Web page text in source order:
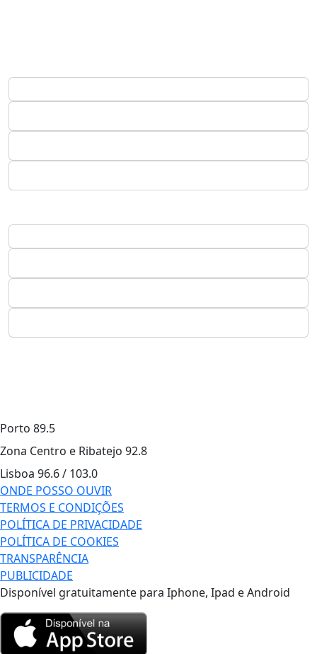
Porto 89.5
Zona Centro e Ribatejo 92.8
Lisboa 96.6 / 103.0
ONDE POSSO OUVIR
TERMOS E CONDIÇÕES
POLÍTICA DE PRIVACIDADE
POLÍTICA DE COOKIES
TRANSPARÊNCIA
PUBLICIDADE
Disponível gratuitamente para Iphone, Ipad e Android